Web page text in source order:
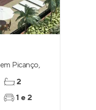
em Picanço,
2
1 e 2